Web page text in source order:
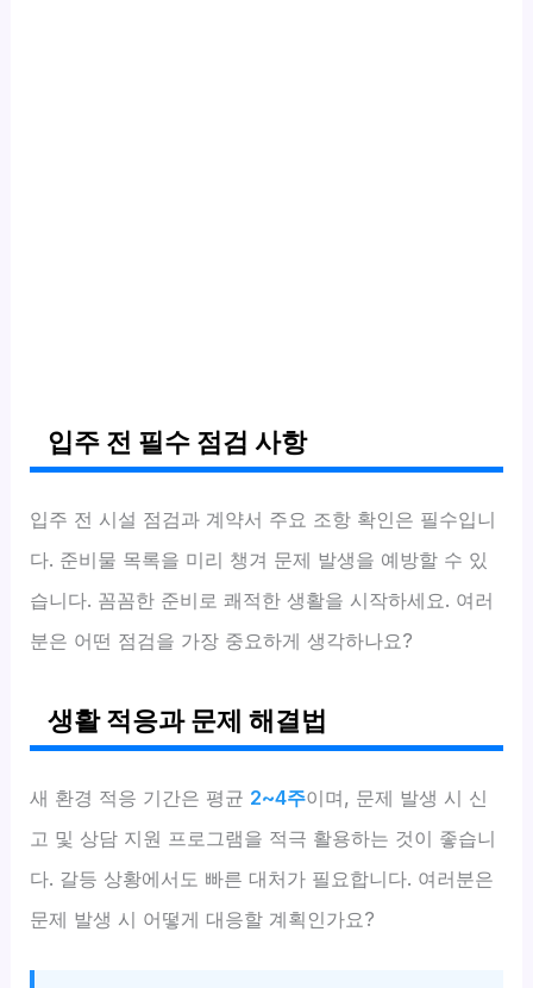
입주 전 필수 점검 사항
입주 전 시설 점검과 계약서 주요 조항 확인은 필수입니
다. 준비물 목록을 미리 챙겨 문제 발생을 예방할 수 있
습니다. 꼼꼼한 준비로 쾌적한 생활을 시작하세요. 여러
분은 어떤 점검을 가장 중요하게 생각하나요?
생활 적응과 문제 해결법
새 환경 적응 기간은 평균 2~4주이며, 문제 발생 시 신
고 및 상담 지원 프로그램을 적극 활용하는 것이 좋습니
다. 갈등 상황에서도 빠른 대처가 필요합니다. 여러분은
문제 발생 시 어떻게 대응할 계획인가요?